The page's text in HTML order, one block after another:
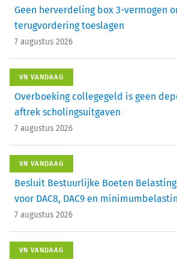
Geen herverdeling box 3-vermogen
terugvordering toeslagen
7 augustus 2026
VN VANDAAG
Overboeking collegegeld is geen
aftrek scholingsuitgaven
7 augustus 2026
VN VANDAAG
Besluit Bestuurlijke Boeten
voor DAC8, DAC9 en
7 augustus 2026
VN VANDAAG